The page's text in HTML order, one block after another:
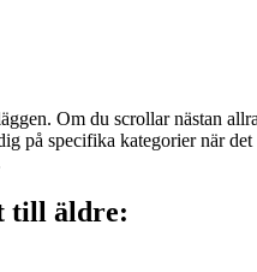
Om du scrollar nästan
på specifika kategorier när det
till äldre: